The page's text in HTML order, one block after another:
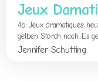
Jeux
4b: Jeux dramatiques:
gelben Storch nach. Es
Jennifer Schutting